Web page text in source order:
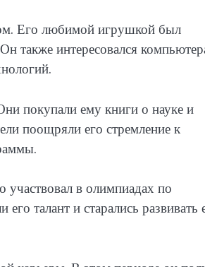
Его любимой игрушкой был
также интересовался
покупали ему книги о науке и
поощряли его стремление к
в олимпиадах по
талант и старались развивать